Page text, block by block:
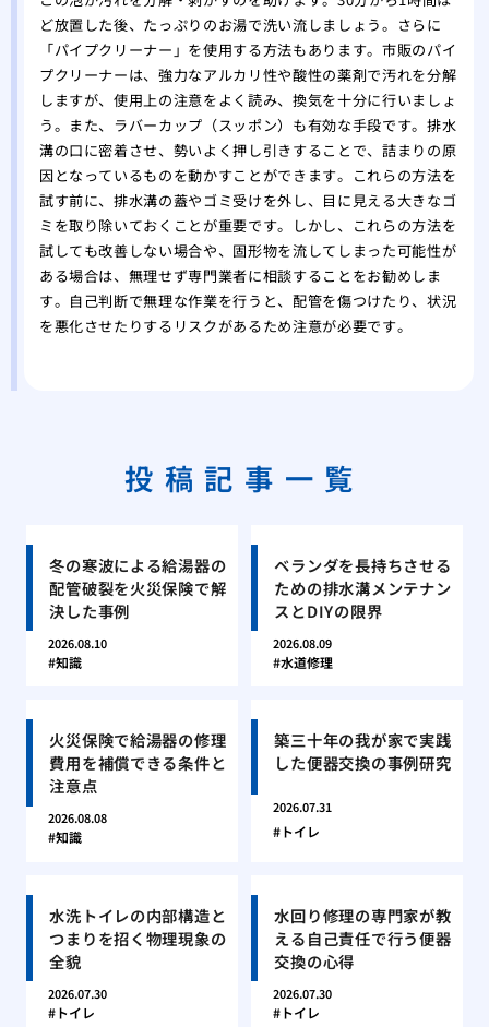
ど放置した後、たっぷりのお湯で洗い流しましょう。さらに
「パイプクリーナー」を使用する方法もあります。市販のパイ
プクリーナーは、強力なアルカリ性や酸性の薬剤で汚れを分解
しますが、使用上の注意をよく読み、換気を十分に行いましょ
う。また、ラバーカップ（スッポン）も有効な手段です。排水
溝の口に密着させ、勢いよく押し引きすることで、詰まりの原
因となっているものを動かすことができます。これらの方法を
試す前に、排水溝の蓋やゴミ受けを外し、目に見える大きなゴ
ミを取り除いておくことが重要です。しかし、これらの方法を
試しても改善しない場合や、固形物を流してしまった可能性が
ある場合は、無理せず専門業者に相談することをお勧めしま
す。自己判断で無理な作業を行うと、配管を傷つけたり、状況
を悪化させたりするリスクがあるため注意が必要です。
投稿記事一覧
冬の寒波による給湯器の
配管破裂を火災保険で解
決した事例
2026.08.10
知識
ベランダを長持ちさせる
ための排水溝メンテナン
スとDIYの限界
2026.08.09
水道修理
火災保険で給湯器の修理
費用を補償できる条件と
注意点
2026.08.08
知識
築三十年の我が家で実践
した便器交換の事例研究
2026.07.31
トイレ
水洗トイレの内部構造と
つまりを招く物理現象の
全貌
2026.07.30
トイレ
水回り修理の専門家が教
える自己責任で行う便器
交換の心得
2026.07.30
トイレ